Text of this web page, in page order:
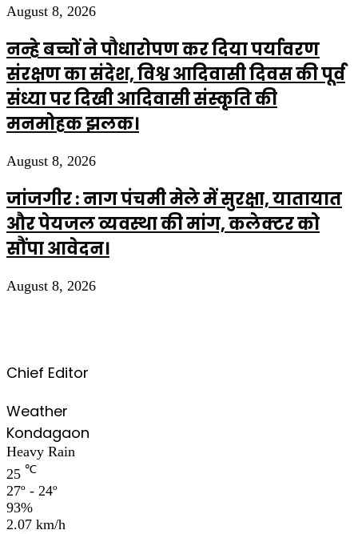
August 8, 2026
नन्हे बच्चों ने पौधारोपण कर दिया पर्यावरण
संरक्षण का संदेश, विश्व आदिवासी दिवस की पूर्व
संध्या पर दिखी आदिवासी संस्कृति की
मनमोहक झलक।
August 8, 2026
जांजगीर : नाग पंचमी मेले में सुरक्षा, यातायात
और पेयजल व्यवस्था की मांग, कलेक्टर को
सौंपा आवेदन।
August 8, 2026
Chief Editor
Weather
Kondagaon
Heavy Rain
25 ℃
27º - 24º
93%
2.07 km/h